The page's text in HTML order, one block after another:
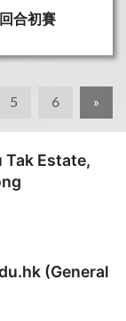
合初賽
5 6 »
Tak Estate,
(General